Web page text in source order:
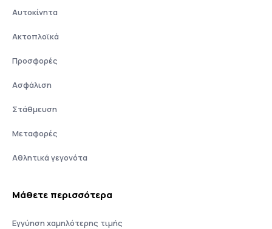
Αυτοκίνητα
Ακτοπλοϊκά
Προσφορές
Ασφάλιση
Στάθμευση
Μεταφορές
Αθλητικά γεγονότα
Μάθετε περισσότερα
Εγγύηση χαμηλότερης τιμής